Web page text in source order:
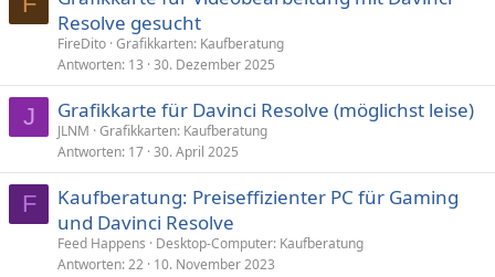
:
Resolve gesucht
FireDito Grafikkarten: Kaufberatung
Antworten 13 30. Dezember 2025
J Grafikkarte für Davinci Resolve (möglichst leise)
JLNM Grafikkarten: Kaufberatung
Antworten 17 30. April 2025
F
Kaufberatung: Preiseffizienter PC für Gaming
und Davinci Resolve
Feed Happens
Desktop-Computer: Kaufberatung
Antworten 22 10. November 2023